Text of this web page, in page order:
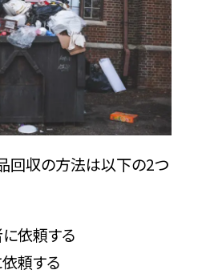
回収業者に依頼する
認する
ミを確認する
依頼した際の料金相
回収の方法は以下の2つ
依頼する
頼する